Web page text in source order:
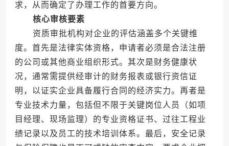
求，从而确定了办理工作的首要方向。
核心审核要素
资质审批机构对企业的评估涵盖多个关键维
度。首先是法律实体资格，申请者必须是合法注册
的公司或其他商业组织形式。其次是财务健康状
况，通常需提供经审计的财务报表或银行资信证
明，以证实企业具备履行合同的经济实力。再者是
专业技术力量，包括但不限于关键岗位人员（如项
目经理、现场监理）的专业资格证书、过往工程业
绩记录以及员工的技术培训体系。最后，安全记录